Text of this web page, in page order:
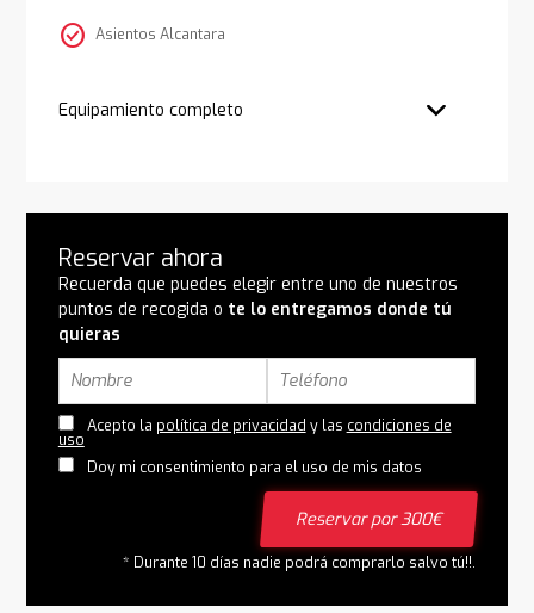
check_circle Asientos Alcantara
Equipamiento completo
Reservar ahora
Recuerda que puedes elegir entre uno de nuestros
puntos de recogida o te lo entregamos donde tú
quieras
Acepto la política de privacidad y las condiciones de
uso
Doy mi consentimiento para el uso de mis datos
Reservar por 300€
* Durante 10 días nadie podrá comprarlo salvo tú!!.